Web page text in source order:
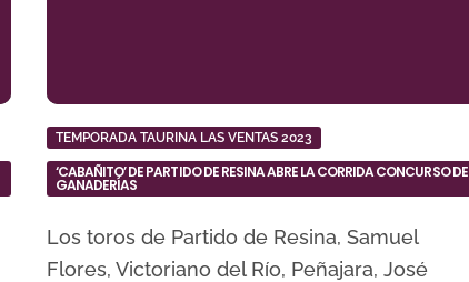
TEMPORADA TAURINA LAS VENTAS 2023
‘CABAÑITO’ DE PARTIDO DE RESINA ABRE LA CORRIDA CONCURSO DE
GANADERÍAS
Los toros de Partido de Resina, Samuel
Flores, Victoriano del Río, Peñajara, José